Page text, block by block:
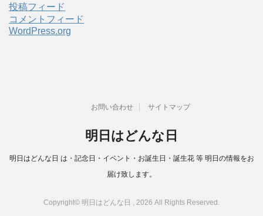
投稿フィード
コメントフィード
WordPress.org
お問い合わせ サイトマップ
明日はどんな日
明日はどんな日 は・記念日・イベント・お誕生日・誕生花 等 明日の情報をお
届け致します。
Copyright© 明日はどんな日 , 2026 All Rights Reserved.